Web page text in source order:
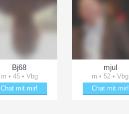
Bj68
m • 45 • Vbg
Chat mit mir!
mjul
m • 52 • Vbg
Chat mit mir!